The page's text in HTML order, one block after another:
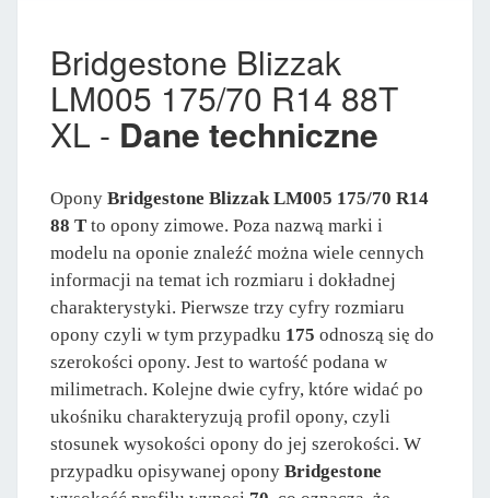
Bridgestone Blizzak
LM005 175/70 R14 88T
XL - Dane techniczne
Opony Bridgestone Blizzak LM005 175/70 R14
88 T to opony zimowe. Poza nazwą marki i
modelu na oponie znaleźć można wiele cennych
informacji na temat ich rozmiaru i dokładnej
charakterystyki. Pierwsze trzy cyfry rozmiaru
opony czyli w tym przypadku 175 odnoszą się do
szerokości opony. Jest to wartość podana w
milimetrach. Kolejne dwie cyfry, które widać po
ukośniku charakteryzują profil opony, czyli
stosunek wysokości opony do jej szerokości. W
przypadku opisywanej opony Bridgestone